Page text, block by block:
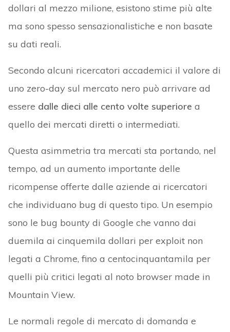
dollari al mezzo milione, esistono stime più alte
ma sono spesso sensazionalistiche e non basate
su dati reali.
Secondo alcuni ricercatori accademici il valore di
uno zero-day sul mercato nero può arrivare ad
essere dalle dieci alle cento volte superiore a
quello dei mercati diretti o intermediati.
Questa asimmetria tra mercati sta portando, nel
tempo, ad un aumento importante delle
ricompense offerte dalle aziende ai ricercatori
che individuano bug di questo tipo. Un esempio
sono le bug bounty di Google che vanno dai
duemila ai cinquemila dollari per exploit non
legati a Chrome, fino a centocinquantamila per
quelli più critici legati al noto browser made in
Mountain View.
Le normali regole di mercato di domanda e